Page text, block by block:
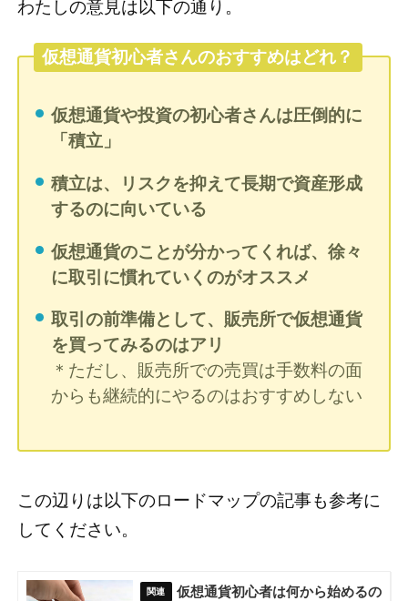
わたしの意見は以下の通り。
仮想通貨初心者さんのおすすめはどれ？
仮想通貨や投資の初心者さんは圧倒的に
「積立」
積立は、リスクを抑えて長期で資産形成
するのに向いている
仮想通貨のことが分かってくれば、徐々
に取引に慣れていくのがオススメ
取引の前準備として、販売所で仮想通貨
を買ってみるのはアリ
＊ただし、販売所での売買は手数料の面
からも継続的にやるのはおすすめしない
この辺りは以下のロードマップの記事も参考に
してください。
仮想通貨初心者は何から始めるの